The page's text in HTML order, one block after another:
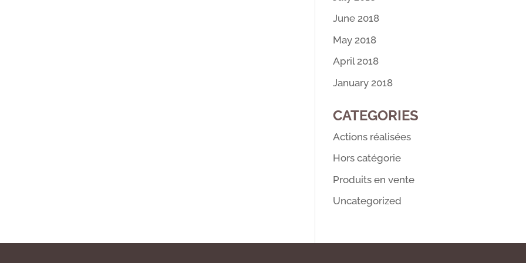
June 2018
May 2018
April 2018
January 2018
CATEGORIES
Actions réalisées
Hors catégorie
Produits en vente
Uncategorized